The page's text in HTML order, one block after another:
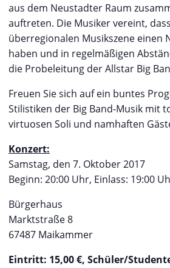
aus dem Neustadter Raum
auftreten. Die Musiker vereint,
überregionalen Musikszene einen
haben und in regelmäßigen
die Probeleitung der Allstar Big
Freuen Sie sich auf ein buntes
Stilistiken der Big Band-Musik mit
virtuosen Soli und namhaften
Konzert:
Samstag, den 7. Oktober 2017
Beginn: 20:00 Uhr, Einlass: 19:00
Bürgerhaus
Marktstraße 8
67487 Maikammer
Eintritt: 15,00 €, Schüler/